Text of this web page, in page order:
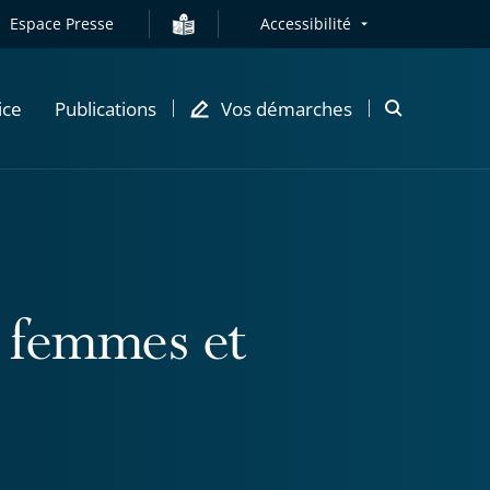
Espace Presse Accessibilité
Publications Vos démarches
Ouvrir
et